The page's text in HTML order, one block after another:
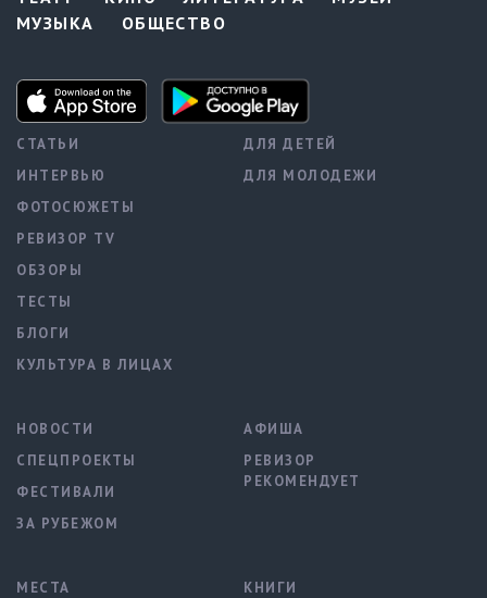
МУЗЫКА
ОБЩЕСТВО
СТАТЬИ
ИНТЕРВЬЮ
ФОТОСЮЖЕТЫ
РЕВИЗОР TV
ОБЗОРЫ
ТЕСТЫ
БЛОГИ
КУЛЬТУРА В ЛИЦАХ
ДЛЯ ДЕТЕЙ
ДЛЯ МОЛОДЕЖИ
НОВОСТИ
СПЕЦПРОЕКТЫ
ФЕСТИВАЛИ
ЗА РУБЕЖОМ
АФИША
РЕВИЗОР
РЕКОМЕНДУЕТ
МЕСТА КНИГИ